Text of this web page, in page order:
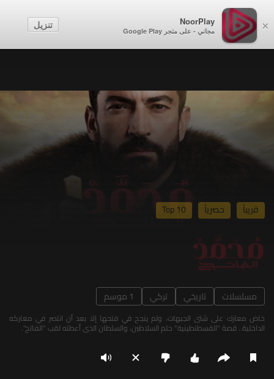
×
NoorPlay
مجاني - على متجر Google Play
تنزيل
قريباً حصرياً Top 10
مسلسلات تاريخي تركي 1 موسم
خاض معارك على شتى الجبهات، ولم ينجح في فتحها إلا بعد أن انتصر في معاركه
الداخلية.. قصة "القسطنطينية" حلم السلاطين، والسلطان الذي أعطته لقب "الفاتح".